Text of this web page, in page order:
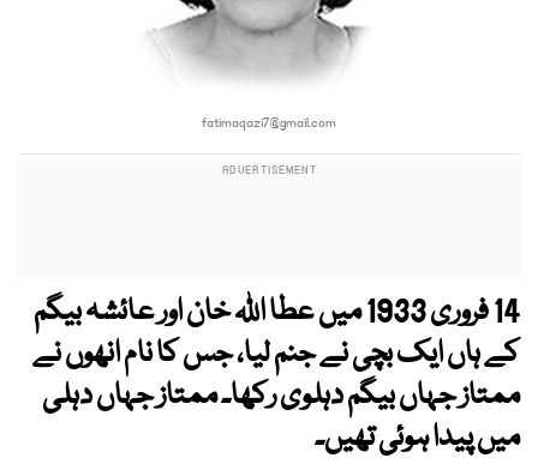
fatimaqazi7@gmail.com
14 فروری 1933 میں عطا اللہ خان اور عائشہ بیگم
کے ہاں ایک بچی نے جنم لیا، جس کا نام انھوں نے
ممتاز جہاں بیگم دہلوی رکھا۔ ممتاز جہاں دہلی
میں پیدا ہوئی تھیں۔